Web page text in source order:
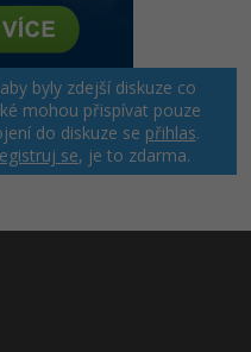
byly zdejší diskuze co
mohou přispívat pouze
do diskuze se přihlas.
se, je to zdarma.